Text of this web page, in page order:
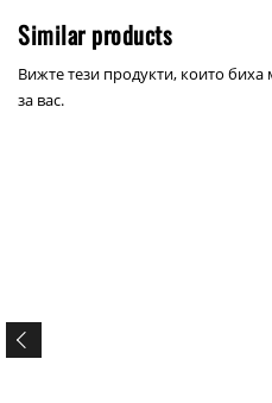
Similar products
Вижте тези продукти, които биха
за вас.